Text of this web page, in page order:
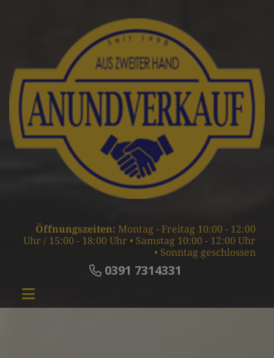
Öffnungszeiten: Montag - Freitag 10:00 - 12:00
Uhr / 15:00 - 18:00 Uhr • Samstag 10:00 - 12:00 Uhr
• Sonntag geschlossen
0391 7314331